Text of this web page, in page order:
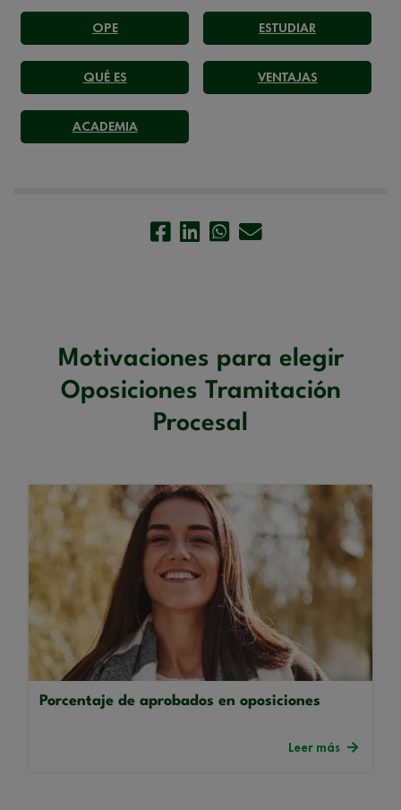
OPE ESTUDIAR
QUÉ ES VENTAJAS
ACADEMIA
Motivaciones para elegir
Oposiciones Tramitación
Procesal
Porcentaje de aprobados en oposiciones
Leer más